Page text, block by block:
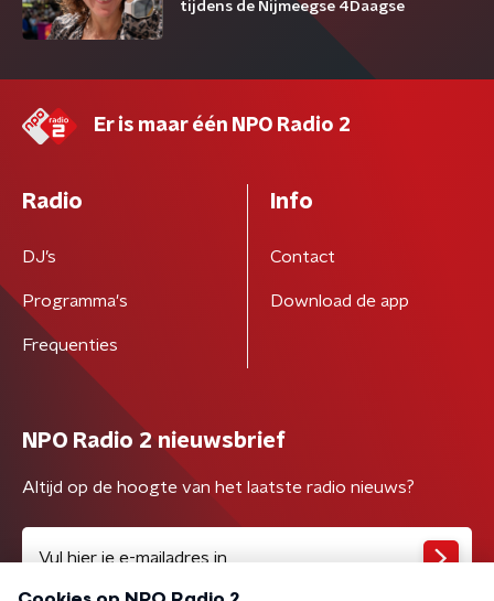
tijdens de Nijmeegse 4Daagse
Er is maar één NPO Radio 2
Radio
DJ’s
Programma's
Frequenties
Info
Contact
Download de app
NPO Radio 2 nieuwsbrief
Altijd op de hoogte van het laatste radio nieuws?